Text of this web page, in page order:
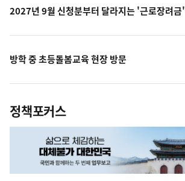
2027년 9월 신청분부터 달라지는 '근로장려금'
방학 중 초등돌봄교육 현장 방문
정책포커스